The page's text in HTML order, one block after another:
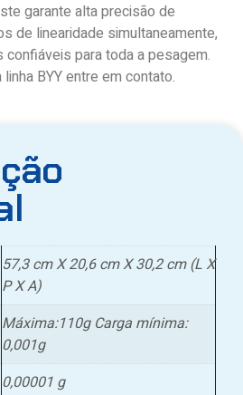
garante alta precisão de
de linearidade simultaneamente,
​​para toda a pesagem.
BYY entre em contato.
57,3 cm X 20,6 cm X 30,2 cm (L X
P X A)
Máxima:110g Carga mínima:
0,001g
0,00001 g